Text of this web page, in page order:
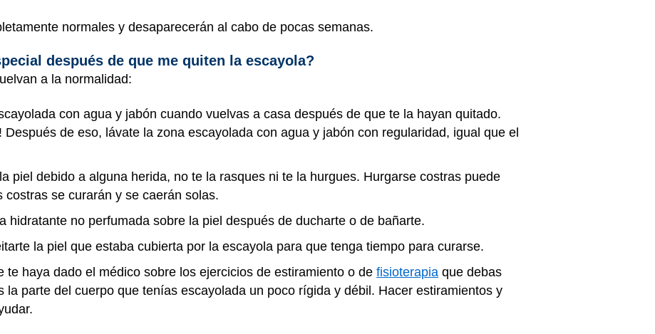
normales y desaparecerán al cabo de pocas semanas.
después de que me quiten la escayola?
a la normalidad:
con agua y jabón cuando vuelvas a casa después de que te la hayan quitado.
Después de eso, lávate la zona escayolada con agua y jabón con regularidad, igual que el
piel debido a alguna herida, no te la rasques ni te la hurgues. Hurgarse costras puede
costras se curarán y se caerán solas.
hidratante no perfumada sobre la piel después de ducharte o de bañarte.
la piel que estaba cubierta por la escayola para que tenga tiempo para curarse.
te haya dado el médico sobre los ejercicios de estiramiento o de fisioterapia que debas
la parte del cuerpo que tenías escayolada un poco rígida y débil. Hacer estiramientos y